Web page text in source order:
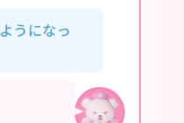
うになっ